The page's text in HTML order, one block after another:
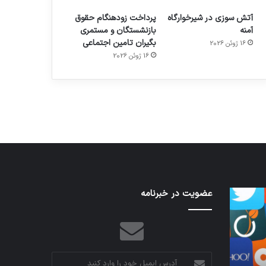
آتش سوزی در شیرخوارگاه
آمنه
16 ژوئن 2026
پرداخت زودهنگام حقوق
بازنشستگان و مستمری
بگیران تامین اجتماعی
16 ژوئن 2026
هدفون های 2023
تدابیر
بیداری
عضویت در خبرنامه
آدرس